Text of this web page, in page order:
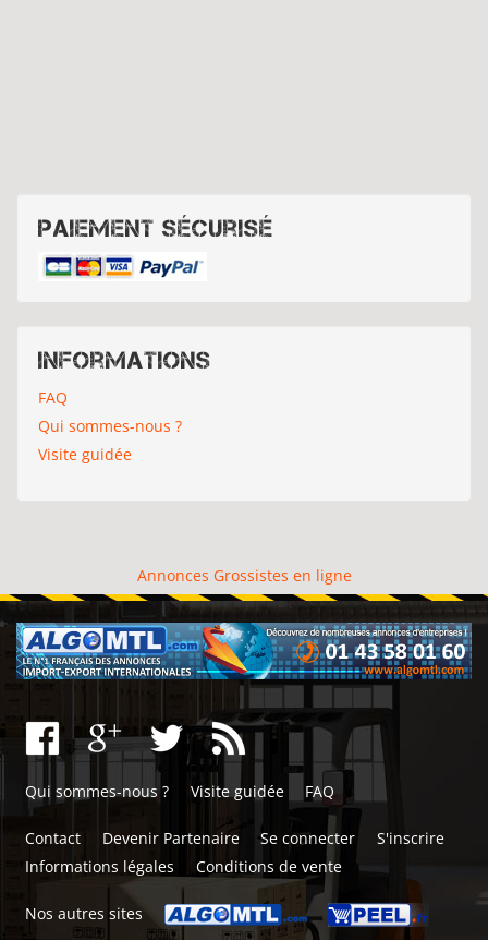
Paiement sécurisé
Informations
FAQ
Qui sommes-nous ?
Visite guidée
Annonces Grossistes en ligne
Qui sommes-nous ? Visite guidée FAQ
Contact Devenir Partenaire Se connecter
S'inscrire
Informations légales
Conditions de vente
Nos autres sites